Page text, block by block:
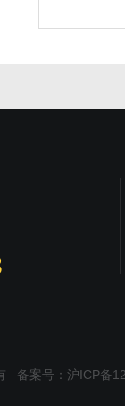
备案号：沪ICP备